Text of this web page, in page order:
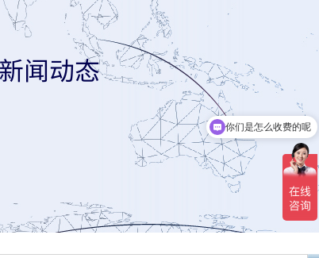
闻动态
你们是怎么收费的呢